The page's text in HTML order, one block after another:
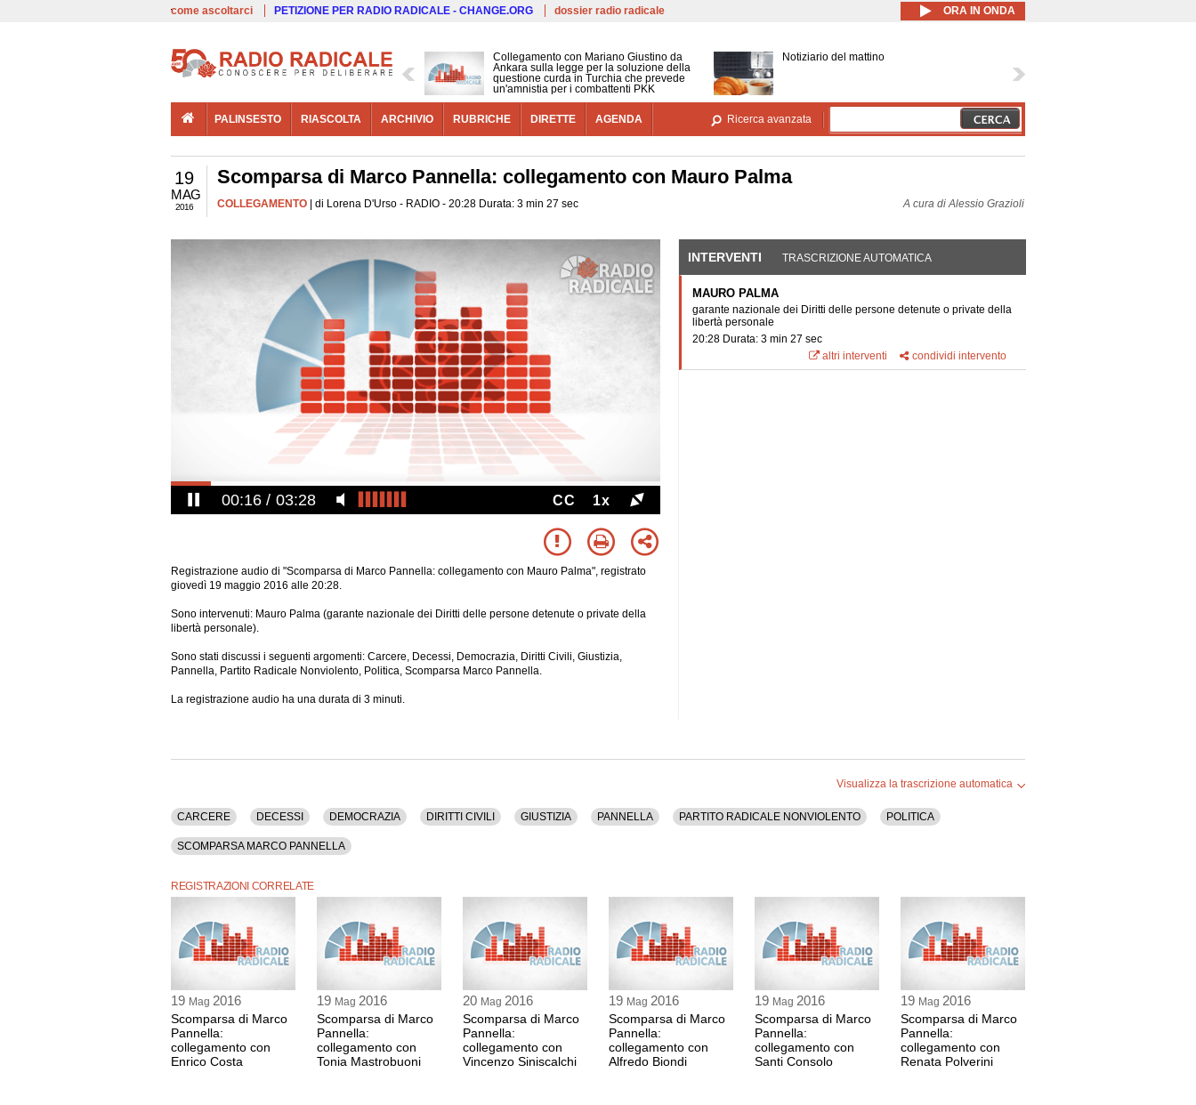
Salta al contenuto principale
come ascoltarci PETIZIONE PER RADIO RADICALE - CHANGE.ORG dossier radio radicale ORA IN ONDA
Collegamento con Mariano Giustino da
Ankara sulla legge per la soluzione della
questione curda in Turchia che prevede
un'amnistia per i combattenti PKK
Notiziario del mattino
PALINSESTO RIASCOLTA ARCHIVIO RUBRICHE DIRETTE AGENDA Ricerca avanzata
19
MAG
2016
Scomparsa di Marco Pannella: collegamento con Mauro Palma
COLLEGAMENTO | di Lorena D'Urso - RADIO - 20:28 Durata: 3 min 27 sec A cura diAlessio Grazioli
00:17 03:28 CC 1x
Registrazione audio di "Scomparsa di Marco Pannella: collegamento con Mauro Palma", registrato
giovedì 19 maggio 2016 alle 20:28.
Sono intervenuti: Mauro Palma (garante nazionale dei Diritti delle persone detenute o private della
libertà personale).
Sono stati discussi i seguenti argomenti: Carcere, Decessi, Democrazia, Diritti Civili, Giustizia,
Pannella, Partito Radicale Nonviolento, Politica, Scomparsa Marco Pannella.
La registrazione audio ha una durata di 3 minuti.
INTERVENTI (SCHEDA ATTIVA)
TRASCRIZIONE AUTOMATICA
MAURO PALMA
garante nazionale dei Diritti delle persone detenute o private della
libertà personale
20:28 Durata: 3 min 27 sec
altri interventi
condividi intervento
Visualizza la trascrizione automatica
CARCERE DECESSI DEMOCRAZIA DIRITTI CIVILI GIUSTIZIA PANNELLA PARTITO RADICALE NONVIOLENTO POLITICA
SCOMPARSA MARCO PANNELLA
REGISTRAZIONI CORRELATE
19 Mag 2016
Scomparsa di Marco
Pannella:
collegamento con
Enrico Costa
19 Mag 2016
Scomparsa di Marco
Pannella:
collegamento con
Tonia Mastrobuoni
20 Mag 2016
Scomparsa di Marco
Pannella:
collegamento con
Vincenzo Siniscalchi
19 Mag 2016
Scomparsa di Marco
Pannella:
collegamento con
Alfredo Biondi
19 Mag 2016
Scomparsa di Marco
Pannella:
collegamento con
Santi Consolo
19 Mag 2016
Scomparsa di Marco
Pannella:
collegamento con
Renata Polverini